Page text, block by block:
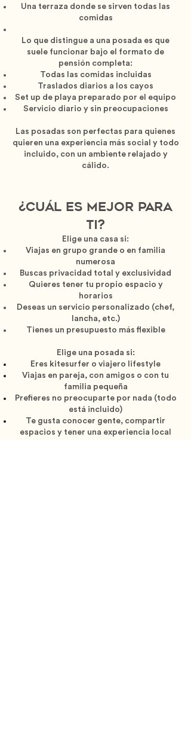
Una terraza donde se sirven todas las
comidas
Lo que distingue a una posada es que
suele funcionar bajo el formato de
pensión completa:
Todas las comidas incluidas
Traslados diarios a los cayos
Set up de playa preparado por el equipo
Servicio diario y sin preocupaciones
Las posadas son perfectas para quienes
quieren una experiencia más social y todo
incluido, con un ambiente relajado y
cálido.
¿Cuál es mejor para
ti?
Elige una casa si:
Viajas en grupo grande o en familia
numerosa
Buscas privacidad total y exclusividad
Quieres tener tu propio espacio y
horarios
Deseas un servicio personalizado (chef,
lancha, etc.)
Tienes un presupuesto más flexible
Elige una posada si:
Eres kitesurfer o viajero lifestyle
Viajas en pareja, con amigos o con tu
familia pequeña
Prefieres no preocuparte por nada (todo
está incluido)
Te gusta conocer gente, compartir
espacios y tener una experiencia local